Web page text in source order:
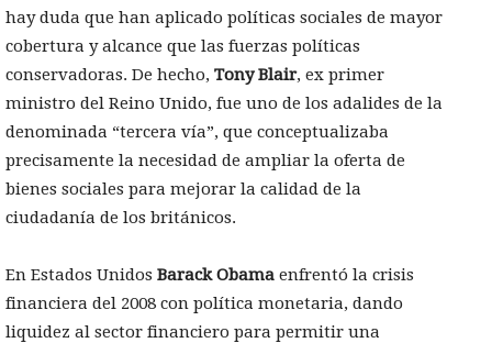
hay duda que han aplicado políticas sociales de mayor
cobertura y alcance que las fuerzas políticas
conservadoras. De hecho, Tony Blair, ex primer
ministro del Reino Unido, fue uno de los adalides de la
denominada “tercera vía”, que conceptualizaba
precisamente la necesidad de ampliar la oferta de
bienes sociales para mejorar la calidad de la
ciudadanía de los británicos.
En Estados Unidos Barack Obama enfrentó la crisis
financiera del 2008 con política monetaria, dando
liquidez al sector financiero para permitir una